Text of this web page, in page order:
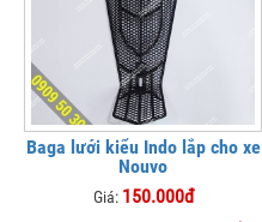
Baga lưới kiểu Indo lắp cho xe
Nouvo
Giá: 150.000đ